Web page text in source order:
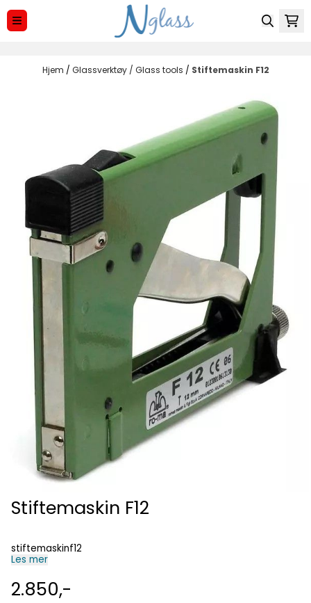
Hopp til innhold
Hjem / Glassverktøy / Glass tools / Stiftemaskin F12
Stiftemaskin F12
stiftemaskinf12
Les mer
2.850,-